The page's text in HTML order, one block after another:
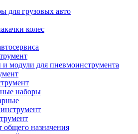
для грузовых авто
колес
и модули для пневмоинструмента
наборы
общего назначения